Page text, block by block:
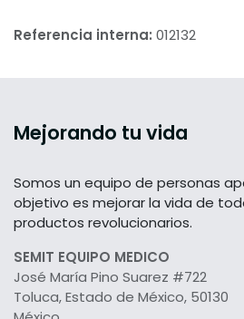
Referencia interna: 012132
Mejorando tu vida
Somos un equipo de personas
objetivo es mejorar la vida de
productos revolucionarios.
SEMIT EQUIPO MEDICO
José María Pino Suarez #722
Toluca, Estado de México, 50130